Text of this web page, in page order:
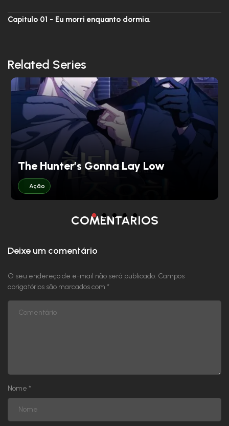
Capitulo 01 - Eu morri enquanto dormia.
Related Series
The Hunter’s Gonna Lay Low
Ação
COMENTÁRIOS
Deixe um comentário
O seu endereço de e-mail não será publicado. Campos
obrigatórios são marcados com *
Nome *